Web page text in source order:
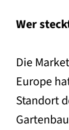
Wer
Die
Europe
Standort